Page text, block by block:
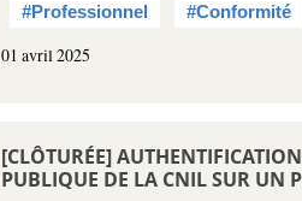
#Professionnel #Conformité
01 avril 2025
[CLÔTURÉE]
PUBLIQUE DE LA CNIL SUR UN